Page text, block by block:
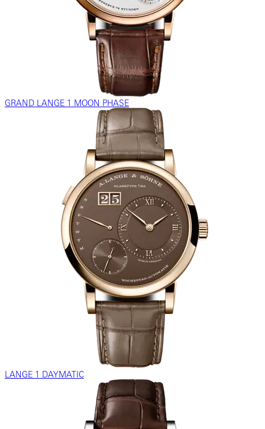
GRAND LANGE 1 MOON PHASE
LANGE 1 DAYMATIC